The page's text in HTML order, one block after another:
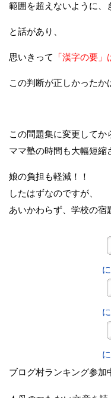
範囲を超えないように、
と話があり、
思いきって 「漢字の要」
この判断が正しかったか
この問題集に変更してか
ママ塾の時間も大幅短縮
娘の負担も軽減！！
したはずなのですが、
あいかわらず、学校の宿
ブログ村ランキング参加